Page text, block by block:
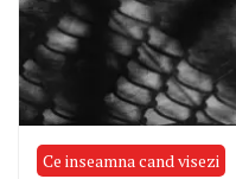
Ce inseamna cand visezi